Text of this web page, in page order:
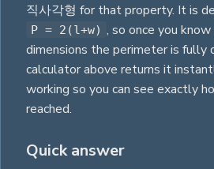
직사각형 for that property. It is
P = 2(l+w) ,so once you
dimensions the perimeteris fully
calculator above returns it
working so you can see exactly
reached.
Quick answer